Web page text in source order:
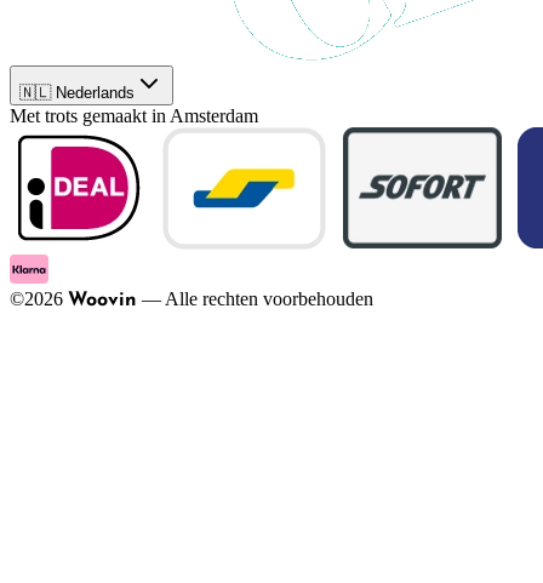
🇳🇱 Nederlands
Met trots gemaakt in Amsterdam
©2026 Woovin — Alle rechten voorbehouden